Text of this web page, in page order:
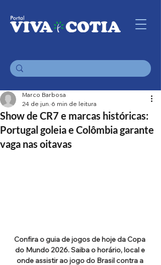
Show de CR7 e marcas históricas:
Portugal goleia e Colômbia garante
vaga nas oitavas
Marco Barbosa
24 de jun. 6 min de leitura
Confira o guia de jogos de hoje da Copa
do Mundo 2026. Saiba o horário, local e
onde assistir ao jogo do Brasil contra a